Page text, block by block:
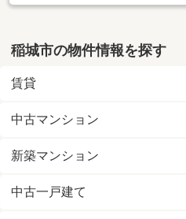
稲城市の物件情報を探す
賃貸
中古マンション
新築マンション
中古一戸建て